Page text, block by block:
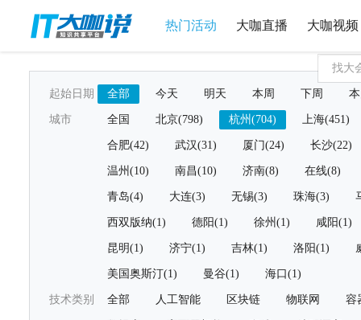
热门活动 大咖直播 大咖视频
起始日期 全部 今天 明天 本周 下周
城市 全国 北京(798) 杭州(704) 上海(451)
合肥(42) 武汉(31) 厦门(24) 长沙(22)
温州(10) 南昌(10) 济南(8) 在线(8)
青岛(4) 大连(3) 无锡(3) 珠海(3)
西双版纳(1) 德阳(1) 徐州(1) 咸阳(1)
昆明(1) 济宁(1) 吉林(1) 洛阳(1)
美国奥斯汀(1) 曼谷(1) 海口(1)
技术类别 全部 人工智能 区块链 物联网 容